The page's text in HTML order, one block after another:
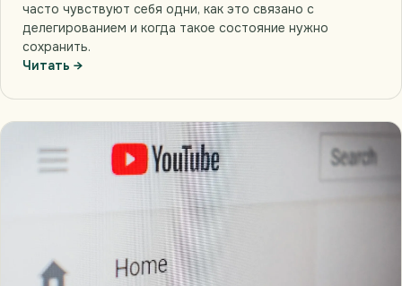
часто чувствуют себя одни, как это связано с
делегированием и когда такое состояние нужно
сохранить.
Читать →